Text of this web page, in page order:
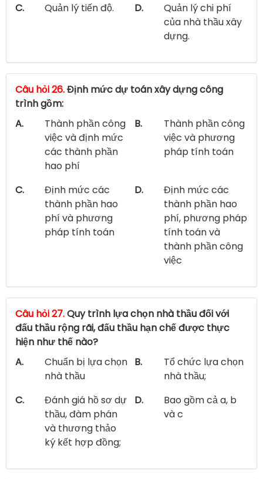
C.
Quản lý tiến độ. D.
Quản lý chi phí
của nhà thầu xây
dựng.
Câu hỏi 26.Định mức dự toán xây dựng công
trình gồm:
A.
Thành phần công
việc và định mức
các thành phần
hao phí
B.
Thành phần công
việc và phương
pháp tính toán
C.
Định mức các
thành phần hao
phí và phương
pháp tính toán
D.
Định mức các
thành phần hao
phí, phương pháp
tính toán và
thành phần công
việc
Câu hỏi 27.Quy trình lựa chọn nhà thầu đối với
đấu thầu rộng rãi, đấu thầu hạn chế được thực
hiện như thế nào?
A.
Chuẩn bị lựa chọn
nhà thầu
B.
Tổ chức lựa chọn
nhà thầu;
C.
Đánh giá hồ sơ dự
thầu, đàm phán
và thương thảo
ký kết hợp đồng;
D.
Bao gồm cả a, b
và c